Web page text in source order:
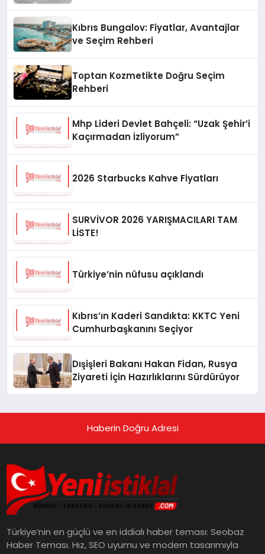
Kıbrıs Bungalov: Fiyatlar, Avantajlar
ve Seçim Rehberi
Toptan Kozmetikte Doğru Seçim
Rehberi
Mhp Lideri Devlet Bahçeli: “Uzak Şehir’i
Kaçırmadan İzliyorum”
2026 Starbucks Kahve Fiyatları
SURVİVOR 2026 YARIŞMACILARI TAM
LİSTE!
Türkiye’nin nüfusu açıklandı
Kıbrıs’ın Kaderi Sandıkta: KKTC Yeni
Cumhurbaşkanını Seçiyor
Dışişleri Bakanı Hakan Fidan, Rusya
Ziyareti İçin Hazırlıklarını Sürdürüyor
Haberin Doğru Adresi
Türkiye’nin en güçlü ve en iddialı haber teması: Seobaz
Haber Teması. Hız, SEO uyumu ve modern tasarımıyla